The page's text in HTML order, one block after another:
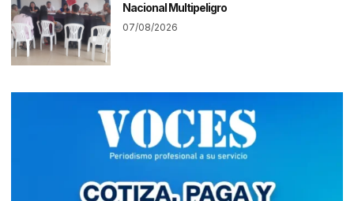
Nacional Multipeligro
07/08/2026